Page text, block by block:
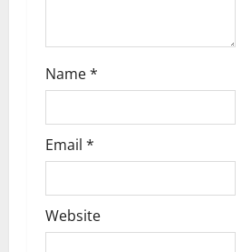
Name*
Email *
Website